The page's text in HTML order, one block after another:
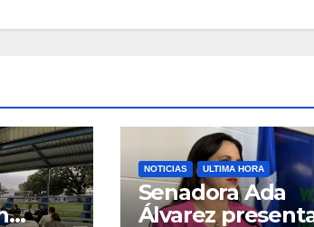
NOTICIAS ULTIMA HORA
Senadora Ada
Álvarez